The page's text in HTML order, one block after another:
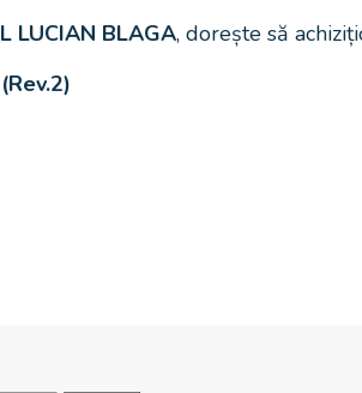
LUCIAN BLAGA, dorește să
(Rev.2)